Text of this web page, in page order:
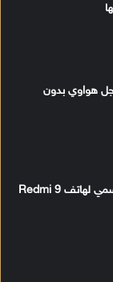
هواوي بدون
تحميل تحديث MIUI 12.5 الرسمي لهاتف Redmi 9